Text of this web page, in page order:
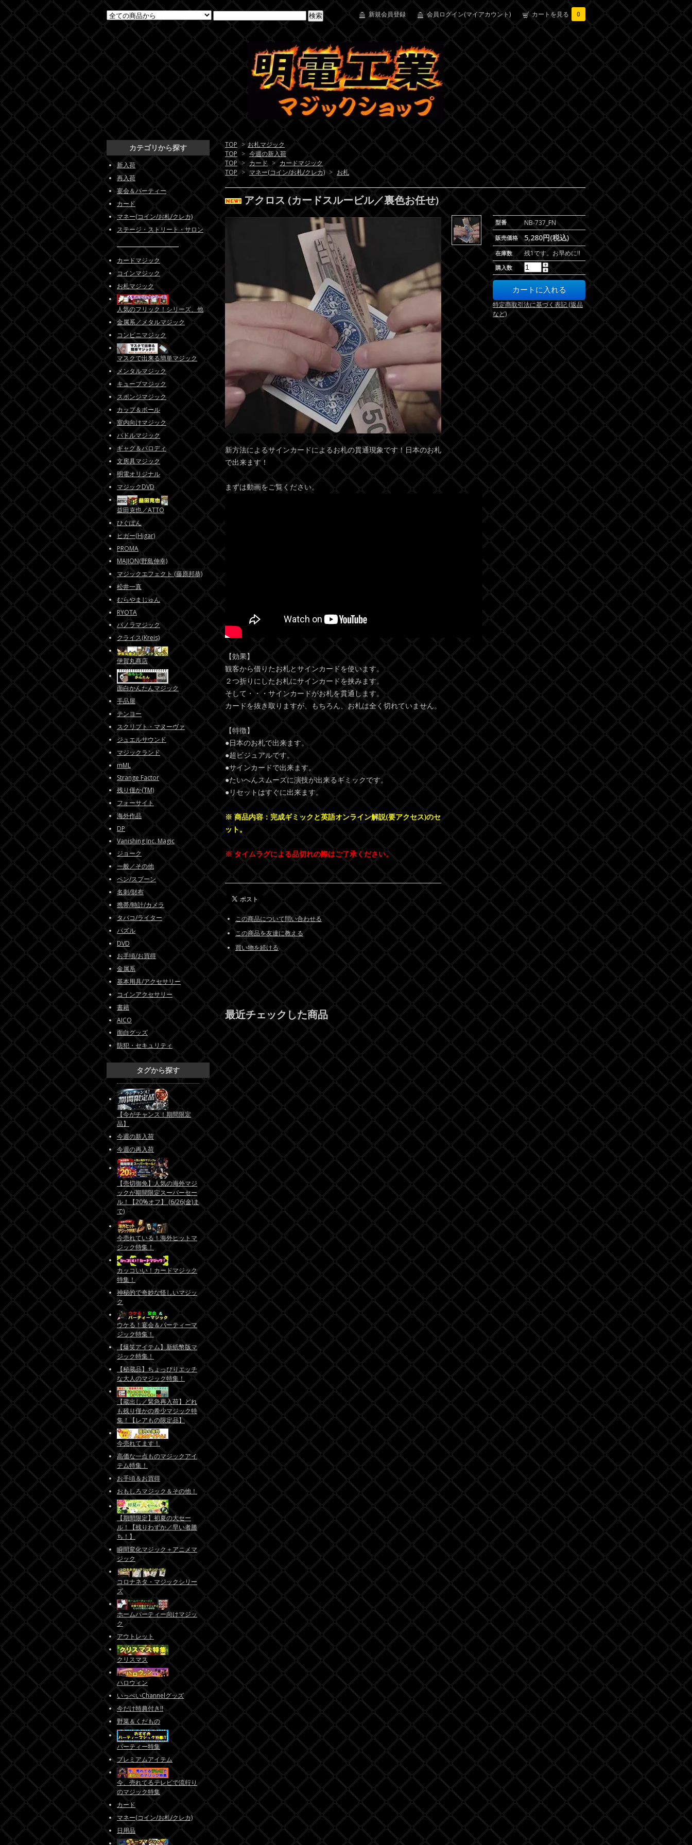
新規会員登録 会員ログイン(マイアカウント) カートを見る 0
TOP > お札マジック
TOP > 今週の新入荷
TOP > カード > カードマジック
TOP > マネー(コイン/お札/クレカ) > お札
アクロス (カードスルービル／裏色お任せ)
型番 NB-737_FN
販売価格 5,280円(税込)
在庫数 残1です。お早めに!!
購入数
特定商取引法に基づく表記 (返品
など)
新方法によるサインカードによるお札の貫通現象です！日本のお札
で出来ます！
まずは動画をご覧ください。
【効果】
観客から借りたお札とサインカードを使います。
２つ折りにしたお札にサインカードを挟みます。
そして・・・サインカードがお札を貫通します。
カードを抜き取りますが、もちろん、お札は全く切れていません。
【特徴】
●日本のお札で出来ます。
●超ビジュアルです。
●サインカードで出来ます。
●たいへんスムーズに演技が出来るギミックです。
●リセットはすぐに出来ます。
※ 商品内容：完成ギミックと英語オンライン解説(要アクセス)のセ
ット。
※ タイムラグによる品切れの際はご了承ください。
この商品について問い合わせる
この商品を友達に教える
買い物を続ける
最近チェックした商品
カテゴリから探す
新入荷
再入荷
宴会＆パーティー
カード
マネー(コイン/お札/クレカ)
ステージ・ストリート・サロン
カードマジック
コインマジック
お札マジック
人気のフリック！シリーズ、他
金属系／メタルマジック
コンビニマジック
マスクで出来る簡単マジック
メンタルマジック
キューブマジック
スポンジマジック
カップ＆ボール
室内向けマジック
パドルマジック
ギャグ＆パロディ
文房具マジック
明電オリジナル
マジックDVD
益田克也／ATTO
ひぐぽん
ヒガー(Higar)
PROMA
MAJION(野島伸幸)
マジックエフェクト (藤原邦恭)
松井一真
むらやまじゅん
RYOTA
パノラマジック
クライス(Kreis)
伊賀丸商店
面白かんたんマジック
手品屋
テンヨー
スクリプト・マヌーヴァ
ジュエルサウンド
マジックランド
mML
Strange Factor
残り僅か(TM)
フォーサイト
海外作品
DP
Vanishing Inc. Magic
ジョーク
一般／その他
ペン/スプーン
名刺/財布
携帯/時計/カメラ
タバコ/ライター
パズル
DVD
お手頃/お買得
金属系
基本用具/アクセサリー
コインアクセサリー
書籍
AICO
面白グッズ
防犯・セキュリティ
タグから探す
【今がチャンス！期間限定
品】
今週の新入荷
今週の再入荷
【売切御免】人気の海外マジ
ックが期間限定スーパーセー
ル！【20%オフ】 (6/26(金)ま
で)
今売れている！海外ヒットマ
ジック特集！
カッコいい！カードマジック
特集！
神秘的で奇妙な怪しいマジッ
ク
ウケる！宴会＆パーティーマ
ジック特集！
【爆笑アイテム】新紙幣版マ
ジック特集！
【秘蔵品】ちょっぴりエッチ
な大人のマジック特集！
【蔵出し／緊急再入荷】どれ
も残り僅かの希少マジック特
集！【レアもの限定品】
今売れてます！
高価な一点ものマジックアイ
テム特集！
お手頃＆お買得
おもしろマジック＆その他！
【期間限定】初夏の大セー
ル！【残りわずか／早い者勝
ち！】
瞬間変化マジック＋アニメマ
ジック
コロナネタ・マジックシリー
ズ
ホームパーティー向けマジッ
ク
アウトレット
クリスマス
ハロウィン
いっぺいChannelグッズ
今だけ特典付き!!
野菜＆くだもの
パーティー特集
プレミアムアイテム
今、売れてるテレビで流行り
のマジック特集
カード
マネー(コイン/お札/クレカ)
日用品